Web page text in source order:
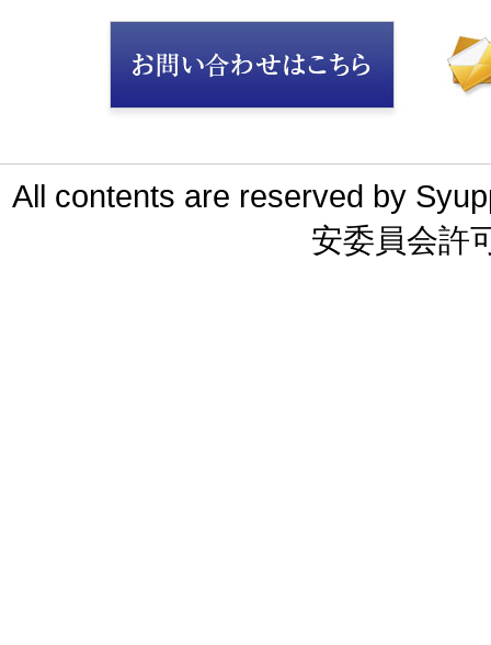
All contents are reserved by
安委員会許